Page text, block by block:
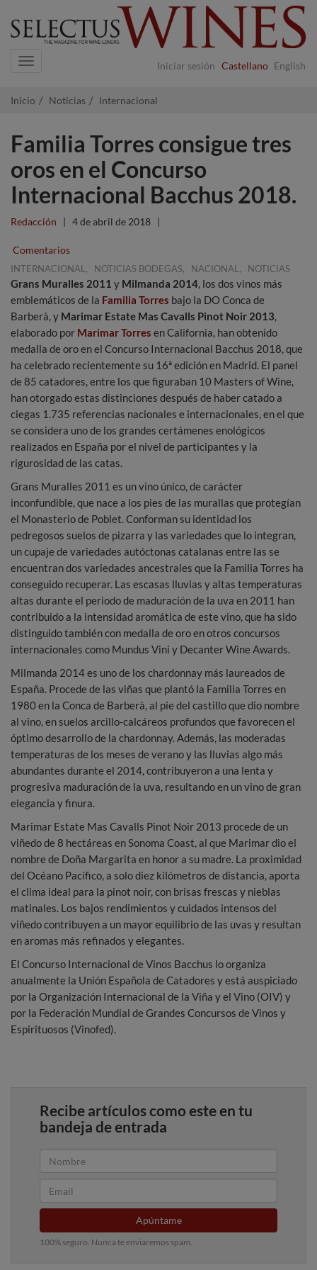
Iniciar sesión Castellano English
Navigation
Inicio Noticias Internacional
Familia Torres consigue tres
oros en el Concurso
Internacional Bacchus 2018.
Redacción | 4 de abril de 2018 |
Comentarios
INTERNACIONAL , NOTICIAS BODEGAS, NACIONAL , NOTICIAS
Grans Muralles 2011 y Milmanda 2014, los dos vinos más
emblemáticos de la Familia Torres bajo la DO Conca de
Barberà, y Marimar Estate Mas Cavalls Pinot Noir 2013,
elaborado por Marimar Torres en California, han obtenido
medalla de oro en el Concurso Internacional Bacchus 2018, que
ha celebrado recientemente su 16ª edición en Madrid. El panel
de 85 catadores, entre los que figuraban 10 Masters of Wine,
han otorgado estas distinciones después de haber catado a
ciegas 1.735 referencias nacionales e internacionales, en el que
se considera uno de los grandes certámenes enológicos
realizados en España por el nivel de participantes y la
rigurosidad de las catas.
Grans Muralles 2011 es un vino único, de carácter
inconfundible, que nace a los pies de las murallas que protegían
el Monasterio de Poblet. Conforman su identidad los
pedregosos suelos de pizarra y las variedades que lo integran,
un cupaje de variedades autóctonas catalanas entre las se
encuentran dos variedades ancestrales que la Familia Torres ha
conseguido recuperar. Las escasas lluvias y altas temperaturas
altas durante el periodo de maduración de la uva en 2011 han
contribuido a la intensidad aromática de este vino, que ha sido
distinguido también con medalla de oro en otros concursos
internacionales como Mundus Vini y Decanter Wine Awards.
Milmanda 2014 es uno de los chardonnay más laureados de
España. Procede de las viñas que plantó la Familia Torres en
1980 en la Conca de Barberà, al pie del castillo que dio nombre
al vino, en suelos arcillo-calcáreos profundos que favorecen el
óptimo desarrollo de la chardonnay. Además, las moderadas
temperaturas de los meses de verano y las lluvias algo más
abundantes durante el 2014, contribuyeron a una lenta y
progresiva maduración de la uva, resultando en un vino de gran
elegancia y finura.
Marimar Estate Mas Cavalls Pinot Noir 2013 procede de un
viñedo de 8 hectáreas en Sonoma Coast, al que Marimar dio el
nombre de Doña Margarita en honor a su madre. La proximidad
del Océano Pacífico, a solo diez kilómetros de distancia, aporta
el clima ideal para la pinot noir, con brisas frescas y nieblas
matinales. Los bajos rendimientos y cuidados intensos del
viñedo contribuyen a un mayor equilibrio de las uvas y resultan
en aromas más refinados y elegantes.
El Concurso Internacional de Vinos Bacchus lo organiza
anualmente la Unión Española de Catadores y está auspiciado
por la Organización Internacional de la Viña y el Vino (OIV) y
por la Federación Mundial de Grandes Concursos de Vinos y
Espirituosos (Vinofed).
Recibe artículos como este en tu
bandeja de entrada
Apúntame
100% seguro. Nunca te enviaremos spam.